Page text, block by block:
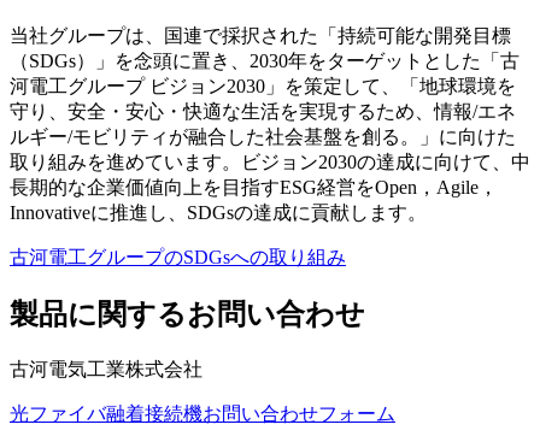
当社グループは、国連で採択された「持続可能な開発目標
（SDGs）」を念頭に置き、2030年をターゲットとした「古
河電工グループ ビジョン2030」を策定して、「地球環境を
守り、安全・安心・快適な生活を実現するため、情報/エネ
ルギー/モビリティが融合した社会基盤を創る。」に向けた
取り組みを進めています。ビジョン2030の達成に向けて、中
長期的な企業価値向上を目指すESG経営をOpen，Agile，
Innovativeに推進し、SDGsの達成に貢献します。
古河電工グループのSDGsへの取り組み
製品に関するお問い合わせ
古河電気工業株式会社
光ファイバ融着接続機お問い合わせフォーム